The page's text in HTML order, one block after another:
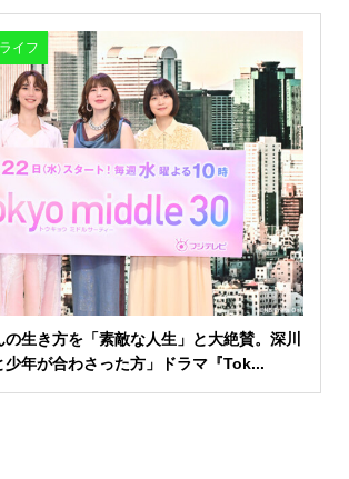
イフ
生き方を「素敵な人生」と大絶賛。深川
少年が合わさった方」ドラマ『Tok...